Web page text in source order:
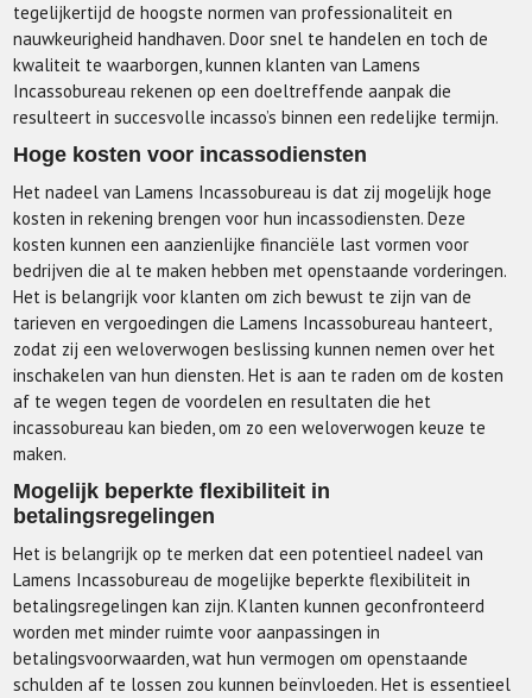
tegelijkertijd de hoogste normen van professionaliteit en
nauwkeurigheid handhaven. Door snel te handelen en toch de
kwaliteit te waarborgen, kunnen klanten van Lamens
Incassobureau rekenen op een doeltreffende aanpak die
resulteert in succesvolle incasso’s binnen een redelijke termijn.
Hoge kosten voor incassodiensten
Het nadeel van Lamens Incassobureau is dat zij mogelijk hoge
kosten in rekening brengen voor hun incassodiensten. Deze
kosten kunnen een aanzienlijke financiële last vormen voor
bedrijven die al te maken hebben met openstaande vorderingen.
Het is belangrijk voor klanten om zich bewust te zijn van de
tarieven en vergoedingen die Lamens Incassobureau hanteert,
zodat zij een weloverwogen beslissing kunnen nemen over het
inschakelen van hun diensten. Het is aan te raden om de kosten
af te wegen tegen de voordelen en resultaten die het
incassobureau kan bieden, om zo een weloverwogen keuze te
maken.
Mogelijk beperkte flexibiliteit in
betalingsregelingen
Het is belangrijk op te merken dat een potentieel nadeel van
Lamens Incassobureau de mogelijke beperkte flexibiliteit in
betalingsregelingen kan zijn. Klanten kunnen geconfronteerd
worden met minder ruimte voor aanpassingen in
betalingsvoorwaarden, wat hun vermogen om openstaande
schulden af te lossen zou kunnen beïnvloeden. Het is essentieel